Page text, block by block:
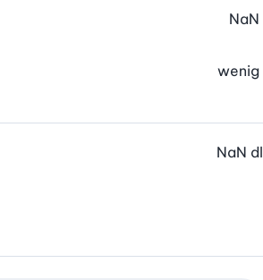
NaN
wenig
NaN dl